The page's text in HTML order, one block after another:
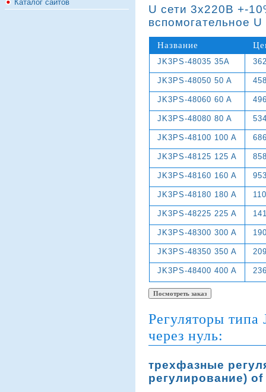
Каталог сайтов
U сети 3х220В +-
вспомогательное
Название
JK3PS-48035 35A
JK3PS-48050 50 A
JK3PS-48060 60 A
JK3PS-48080 80 A
JK3PS-48100 100 A
JK3PS-48125 125 A
JK3PS-48160 160 A
JK3PS-48180 180 A
JK3PS-48225 225 A
JK3PS-48300 300 A
JK3PS-48350 350 A
JK3PS-48400 400 A
Регуляторы типа
через нуль:
трехфазные
регулирование)